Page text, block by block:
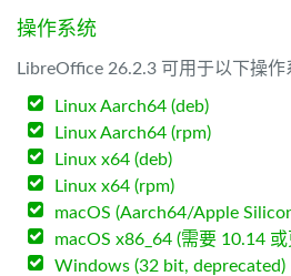
操作系统
LibreOffice 26.2.3 可用于以下操作
Linux Aarch64 (deb)
Linux Aarch64 (rpm)
Linux x64 (deb)
Linux x64 (rpm)
macOS (Aarch64/Apple
macOS x86_64 (需要 10.14
Windows (32 bit, deprecated)